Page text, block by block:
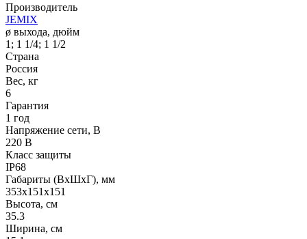
Производитель
JEMIX
ø выхода, дюйм
1; 1 1/4; 1 1/2
Страна
Россия
Вес, кг
6
Гарантия
1 год
Напряжение сети, В
220 В
Класс защиты
IP68
Габариты (ВхШхГ), мм
353x151x151
Высота, см
35.3
Ширина, см